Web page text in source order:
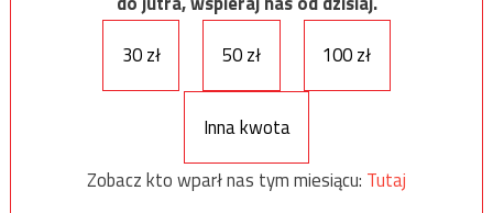
30 zł
50 zł 100 zł
Inna kwota
Zobacz kto wparł nas tym miesiącu: Tutaj